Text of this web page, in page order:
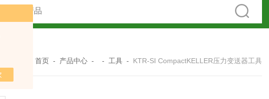
首页 - 产品中心 - - 工具 - KTR-SI CompactKELLER压力变送器工具